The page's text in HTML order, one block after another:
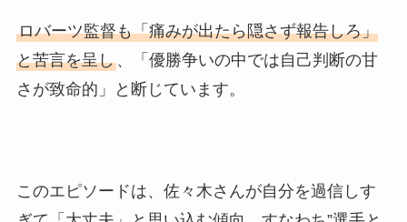
ロバーツ監督も「痛みが出たら隠さず報告しろ」
と苦言を呈し、「優勝争いの中では自己判断の甘
さが致命的」と断じています。
このエピソードは、佐々木さんが自分を過信しす